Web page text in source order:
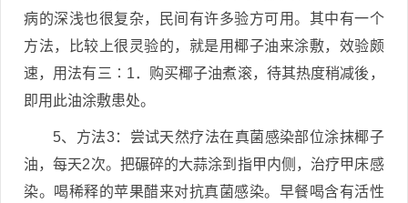
病的深浅也很复杂，民间有许多验方可用。其中有一个
方法，比较上很灵验的，就是用椰子油来涂敷，效验颇
速，用法有三∶1．购买椰子油煮滚，待其热度稍减後，
即用此油涂敷患处。
5、方法3：尝试天然疗法在真菌感染部位涂抹椰子
油，每天2次。把碾碎的大蒜涂到指甲内侧，治疗甲床感
染。喝稀释的苹果醋来对抗真菌感染。早餐喝含有活性